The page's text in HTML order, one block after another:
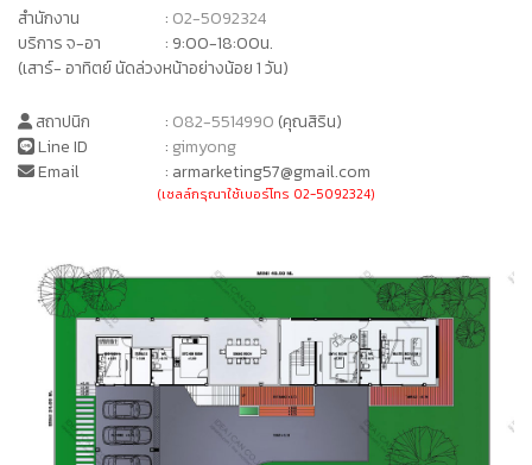
สำนักงาน
: 02-5092324
บริการ จ-อา
: 9:00-18:00น.
(เสาร์- อาทิตย์ นัดล่วงหน้าอย่างน้อย 1 วัน)
สถาปนิก : 082-5514990 (คุณสิริน)
Line ID
: gimyong
Email
: armarketing57@gmail.com
(เซลล์กรุณาใช้เบอร์โทร 02-5092324)